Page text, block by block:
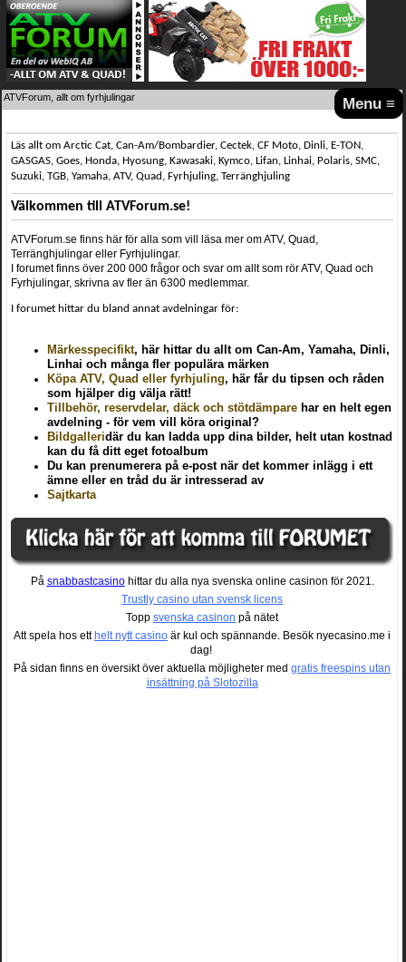
Menu ≡
ATVForum, allt om fyrhjulingar
Läs allt om Arctic Cat, Can-Am/Bombardier, Cectek, CF Moto, Dinli, E-TON,
GASGAS, Goes, Honda, Hyosung, Kawasaki, Kymco, Lifan, Linhai, Polaris, SMC,
Suzuki, TGB, Yamaha, ATV, Quad, Fyrhjuling, Terränghjuling
Välkommen till ATVForum.se!
ATVForum.se finns här för alla som vill läsa mer om ATV, Quad,
Terränghjulingar eller Fyrhjulingar.
I forumet finns över 200 000 frågor och svar om allt som rör ATV, Quad och
Fyrhjulingar, skrivna av fler än 6300 medlemmar.
I forumet hittar du bland annat avdelningar för:
Märkesspecifikt, här hittar du allt om Can-Am, Yamaha, Dinli,
Linhai och många fler populära märken
Köpa ATV, Quad eller fyrhjuling, här får du tipsen och råden
som hjälper dig välja rätt!
Tillbehör, reservdelar, däck och stötdämpare har en helt egen
avdelning - för vem vill köra original?
Bildgalleridär du kan ladda upp dina bilder, helt utan kostnad
kan du få ditt eget fotoalbum
Du kan prenumerera på e-post när det kommer inlägg i ett
ämne eller en tråd du är intresserad av
Sajtkarta
På snabbastcasinohittar du alla nya svenska online casinon för 2021.
Trustly casino utan svensk licens
Topp svenska casinon på nätet
Att spela hos etthelt nytt casino är kul och spännande. Besök nyecasino.me i
dag!
På sidan finns en översikt över aktuella möjligheter med gratis freespins utan
insättning på Slotozilla